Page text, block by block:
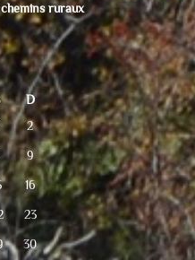
ruraux
D
2
9
16
23
30